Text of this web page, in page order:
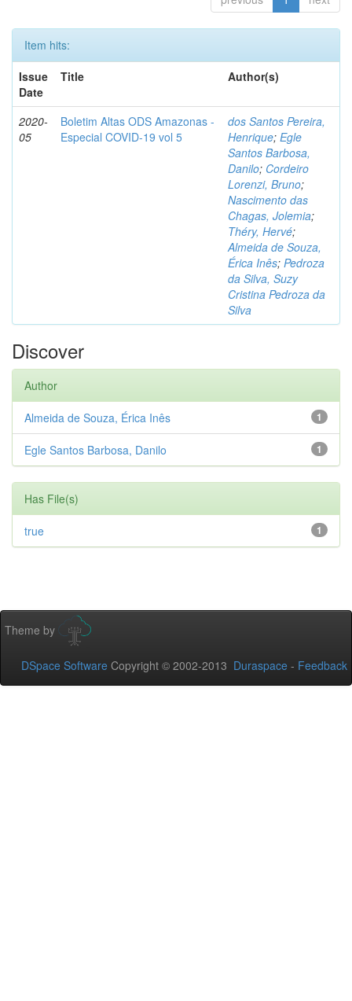
Item hits:
Issue
Date
Title Author(s)
2020-
05
Boletim Altas ODS Amazonas -
Especial COVID-19 vol 5
dos Santos Pereira,
Henrique; Egle
Santos Barbosa,
Danilo; Cordeiro
Lorenzi, Bruno;
Nascimento das
Chagas, Jolemia;
Théry, Hervé;
Almeida de Souza,
Érica Inês; Pedroza
da Silva, Suzy
Cristina Pedroza da
Silva
Discover
Author
1
Almeida de Souza, Érica Inês
1
Egle Santos Barbosa, Danilo
Has File(s)
1
true
Theme by
DSpace Software Copyright © 2002-2013 Duraspace - Feedback